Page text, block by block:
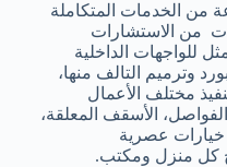
الخدمات المتكاملة
من الاستشارات
للواجهات الداخلية
وترميم التالف منها،
مختلف الأعمال
الأسقف المعلقة،
عصرية
كل منزل ومكتب.